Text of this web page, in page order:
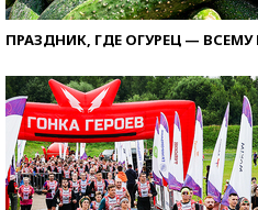
ПРАЗДНИК, ГДЕ ОГУРЕЦ —